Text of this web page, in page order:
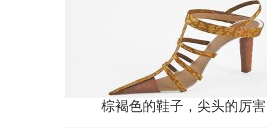
棕褐色的鞋子，尖头的厉